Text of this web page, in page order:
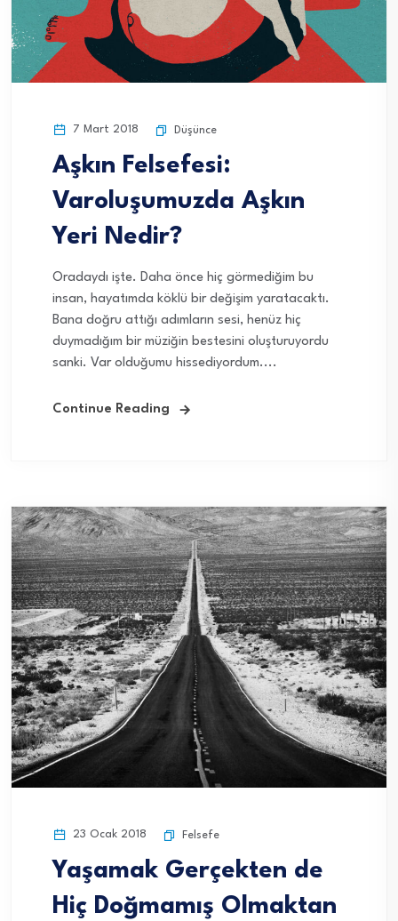
7 Mart 2018 Düşünce
Aşkın Felsefesi:
Varoluşumuzda Aşkın
Yeri Nedir?
Oradaydı işte. Daha önce hiç görmediğim bu
insan, hayatımda köklü bir değişim yaratacaktı.
Bana doğru attığı adımların sesi, henüz hiç
duymadığım bir müziğin bestesini oluşturuyordu
sanki. Var olduğumu hissediyordum....
Continue Reading
23 Ocak 2018 Felsefe
Yaşamak Gerçekten de
Hiç Doğmamış Olmaktan